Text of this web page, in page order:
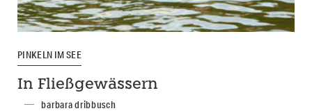
PINKELN IM SEE
In Fließgewässern
barbara dribbusch